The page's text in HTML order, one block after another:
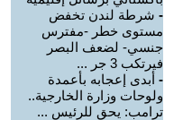
- شرطة لندن تخفض
مستوى خطر -مفترس
جنسي- لضعف البصر
فيرتكب 3 جر ...
- أبدى إعجابه بأعمدة
ولوحات وزارة الخارجية..
ترامب: يحق للرئيس ...